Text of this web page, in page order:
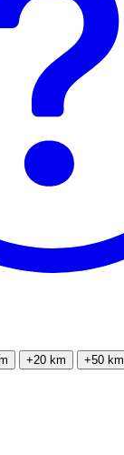
+20 km +50 km